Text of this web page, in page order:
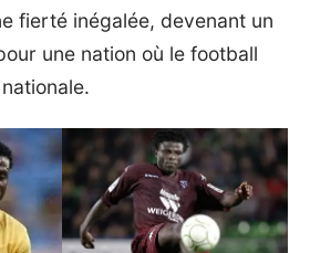
fierté inégalée, devenant un
une nation où le football